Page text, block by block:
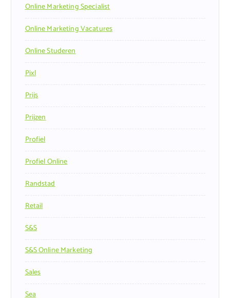
Online Marketing Specialist
Online Marketing Vacatures
Online Studeren
Pixl
Prijs
Prijzen
Profiel
Profiel Online
Randstad
Retail
S&s
S&s Online Marketing
Sales
Sea